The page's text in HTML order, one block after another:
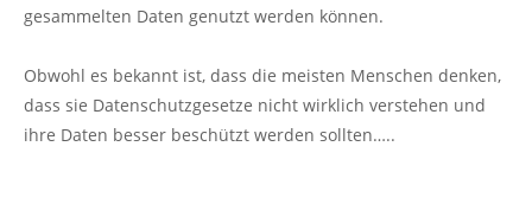
gesammelten Daten genutzt werden können.
Obwohl es bekannt ist, dass die meisten Menschen denken,
dass sie Datenschutzgesetze nicht wirklich verstehen und
ihre Daten besser beschützt werden sollten…..